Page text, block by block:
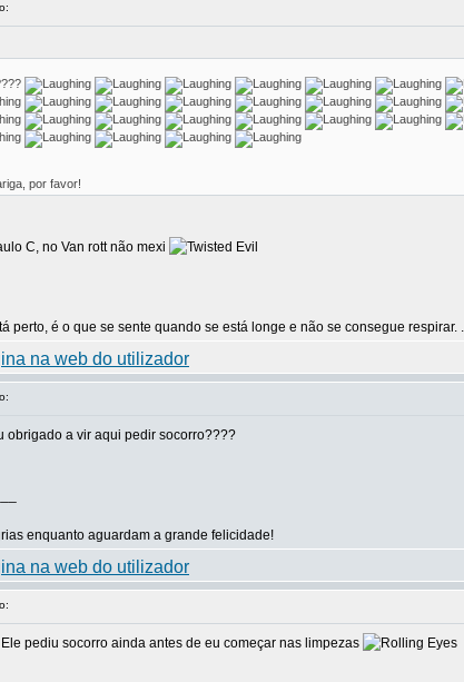
por favor!
C, no Van rott não mexi
perto, é o que se sente quando se está longe e não se consegue respirar.
obrigado a vir aqui pedir socorro????
enquanto aguardam a grande felicidade!
Ele pediu socorro ainda antes de eu começar nas limpezas